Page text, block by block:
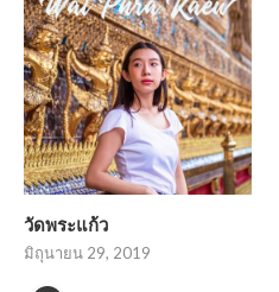
วัดพระแก้ว
มิถุนายน 29, 2019